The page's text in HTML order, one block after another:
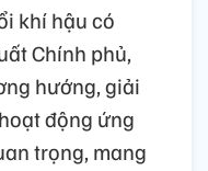
khí hậu có
Chính phủ,
hướng, giải
động ứng
trọng, mang